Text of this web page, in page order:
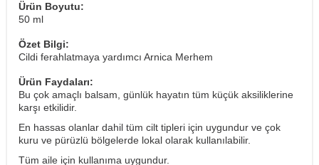
Ürün Boyutu:
50 ml
Özet Bilgi:
Cildi ferahlatmaya yardımcı Arnica Merhem
Ürün Faydaları:
Bu çok amaçlı balsam, günlük hayatın tüm küçük aksiliklerine
karşı etkilidir.
En hassas olanlar dahil tüm cilt tipleri için uygundur ve çok
kuru ve pürüzlü bölgelerde lokal olarak kullanılabilir.
Tüm aile için kullanıma uygundur.